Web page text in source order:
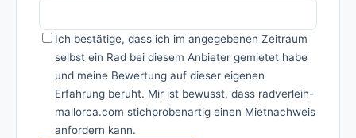
Ich bestätige, dass ich im angegebenen Zeitraum
selbst ein Rad bei diesem Anbieter gemietet habe
und meine Bewertung auf dieser eigenen
Erfahrung beruht. Mir ist bewusst, dass radverleih-
mallorca.com stichprobenartig einen Mietnachweis
anfordern kann.